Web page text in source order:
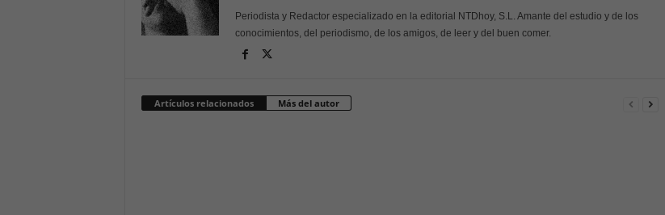
Periodista y Redactor especializado en la editorial NTDhoy, S.L. Amante del estudio y de los
conocimientos, del periodismo, de los amigos, de leer y del buen comer.
Artículos relacionados Más del autor